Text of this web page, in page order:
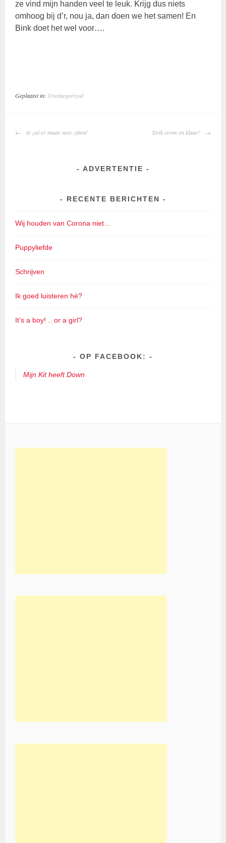
ze vind mijn handen veel te leuk. Krijg dus niets
omhoog bij d’r, nou ja, dan doen we het samen! En
Bink doet het wel voor….
Geplaatst in: Uncategorized
BERICHTNAVIGATIE
Je zal er maar mee zitten! Strik erom en klaar!
ADVERTENTIE
RECENTE BERICHTEN
Wij houden van Corona niet…
Puppyliefde
Schrijven
Ik goed luisteren hè?
It’s a boy! .. or a girl?
OP FACEBOOK:
Mijn Kit heeft Down